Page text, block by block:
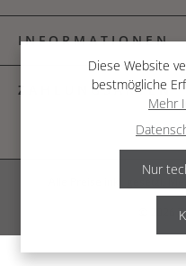
INFORMATIONEN
ZAHLUNGSARTEN
© 2026
Diese Website
bestmögliche
Mehr
Nur